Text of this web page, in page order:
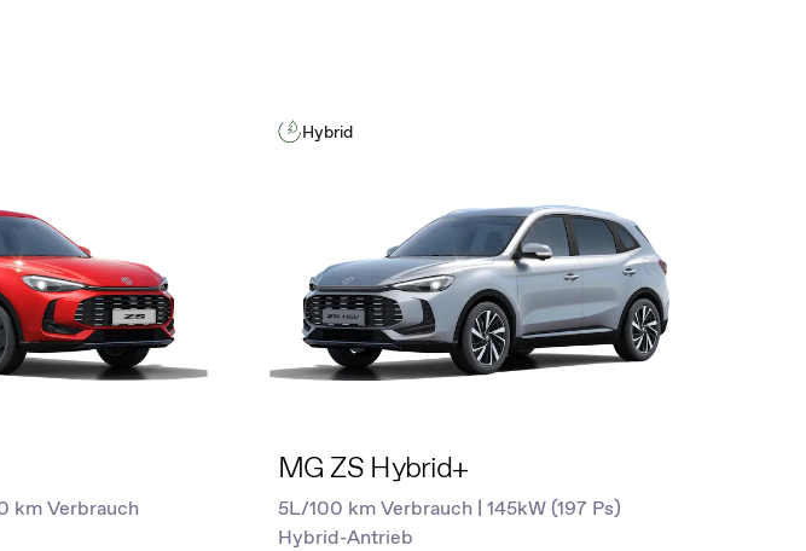
km Verbrauch
Hybrid
MG ZS Hybrid+
5L/100 km Verbrauch | 145kW (197 Ps)
Hybrid-Antrieb